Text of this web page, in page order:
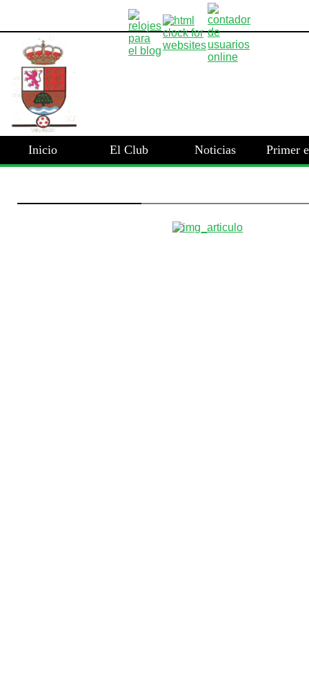
Inicio El Club Noticias Primer